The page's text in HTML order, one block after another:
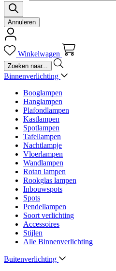
Annuleren
Winkelwagen
Binnenverlichting
Booglampen
Hanglampen
Plafondlampen
Kastlampen
Spotlampen
Tafellampen
Nachtlampje
Vloerlampen
Wandlampen
Rotan lampen
Rookglas lampen
Inbouwspots
Spots
Pendellampen
Soort verlichting
Accessoires
Stijlen
Alle Binnenverlichting
Buitenverlichting